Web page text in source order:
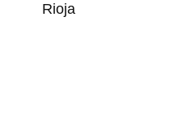
Rioja